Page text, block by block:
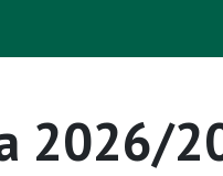
2026/